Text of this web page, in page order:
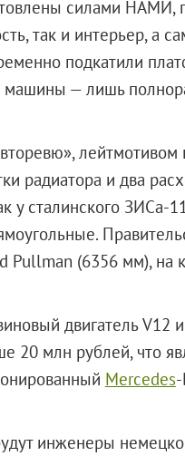
силами НАМИ,
так и интерьер, а
подкатили
— лишь
лейтмотивом
радиатора и два
у сталинского ЗИСа-
Pullman (6356 мм), на
двигатель V12
20 млн рублей, что
Mercedes
инженеры